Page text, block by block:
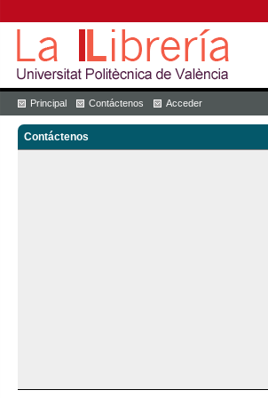
Principal Contáctenos Acceder
Contáctenos